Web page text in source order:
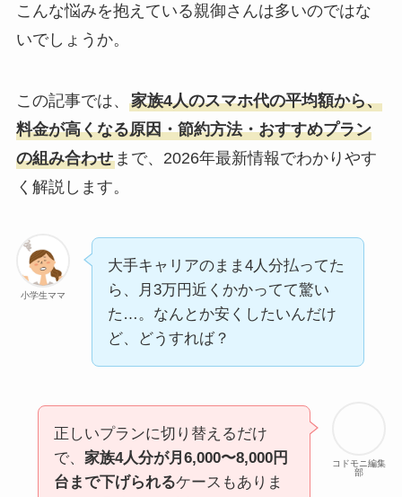
こんな悩みを抱えている親御さんは多いのではな
いでしょうか。
この記事では、 家族4人のスマホ代の平均額から、
料金が高くなる原因・節約方法・おすすめプラン
の組み合わせまで、2026年最新情報でわかりやす
く解説します。
小学生ママ
大手キャリアのまま4人分払ってた
ら、月3万円近くかかってて驚い
た…。なんとか安くしたいんだけ
ど、どうすれば？
コドモニ編集
部
正しいプランに切り替えるだけ
で、 家族4人分が月6,000〜8,000円
台まで下げられるケースもありま